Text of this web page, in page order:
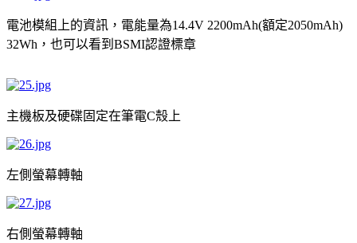
電池模組上的資訊，電能量為14.4V 2200mAh(額定2050mAh)
32Wh ，也可以看到BSMI認證標章
主機板及硬碟固定在筆電C殼上
左側螢幕轉軸
右側螢幕轉軸